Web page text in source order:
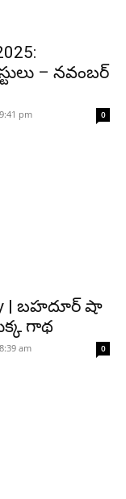
– నవంబర్
pm 0
| బహదూర్ షా
గాథ
am 0